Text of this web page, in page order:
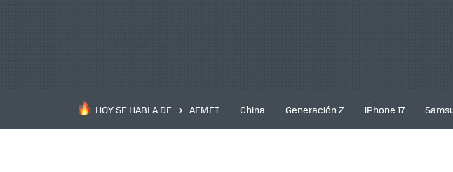
HOY SE HABLA DE AEMET China Generación Z iPhone 17